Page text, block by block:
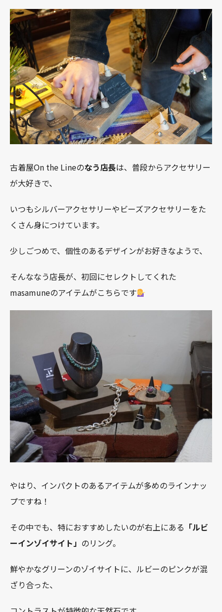
古着屋On the Lineのなう店長は、普段からアクセサリー
が大好きで、
いつもシルバーアクセサリーやビーズアクセサリーをた
くさん身につけています。
少しごつめで、個性のあるデザインがお好きなようで、
そんななう店長が、初回にセレクトしてくれた
masamuneのアイテムがこちらです
やはり、インパクトのあるアイテムが多めのラインナッ
プですね！
その中でも、特におすすめしたいのが右上にある 「ルビ
ーインゾイサイト」 のリング。
鮮やかなグリーンのゾイサイトに、ルビーのピンクが混
ざり合った、